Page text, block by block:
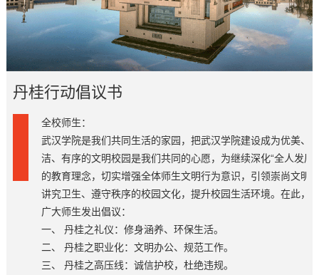
丹桂行动倡议书
全校师生：
武汉学院是我们共同生活的家园，把武汉学院建设成为优美、
洁、有序的文明校园是我们共同的心愿，为继续深化“全人发展”
的教育理念，切实增强全体师生文明行为意识，引领崇尚文明
讲究卫生、遵守秩序的校园文化，提升校园生活环境。在此，
广大师生发出倡议：
一、 丹桂之礼仪：修身涵养、环保生活。
二、 丹桂之职业化：文明办公、规范工作。
三、 丹桂之高压线：诚信护校，杜绝违规。